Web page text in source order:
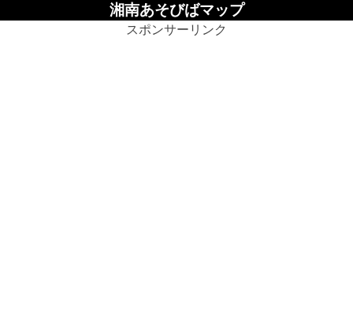
湘南あそびばマップ
スポンサーリンク